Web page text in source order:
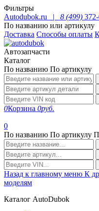
Фильтры
Autodubok.ru |
8 (499)
По названию или артикулу
Доставка Способы оплаты
Автозапчасти
Каталог
По названию По артикулу
0Корзина 0руб.
0
По названию По артикулу
Назад к главному меню К
моделям
Каталог AutoDubok